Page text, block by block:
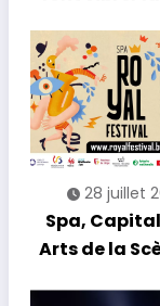
soirée
énergie
28 juillet
Spa,
Arts de la